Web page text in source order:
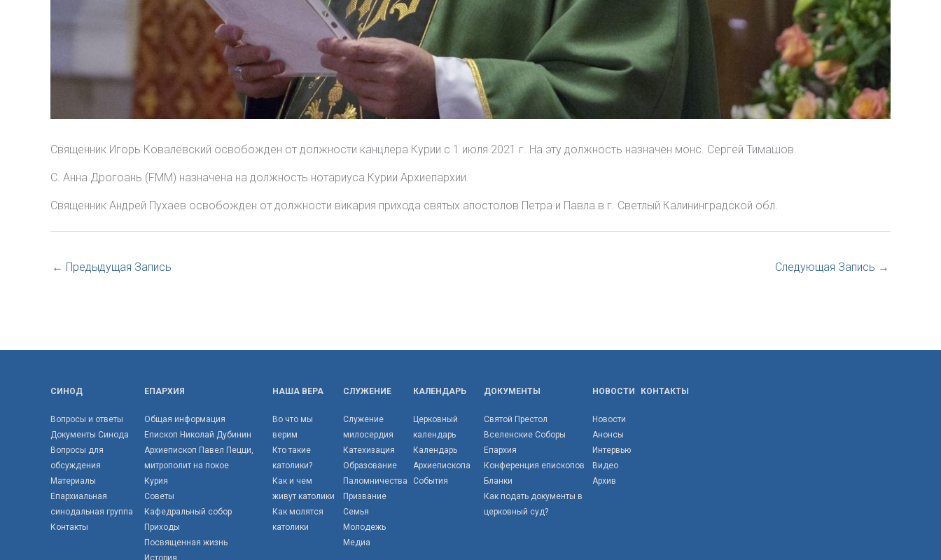
Cвященник Игорь Ковалевский освобожден от должности канцлера Курии с 1 июля 2021 г. На эту должность назначен монс. Сергей Тимашов.
С. Анна Дрогоань (FMM) назначена на должность нотариуса Курии Архиепархии.
Священник Андрей Пухаев освобожден от должности викария прихода святых апостолов Петра и Павла в г. Светлый Калининградской обл.
← Предыдущая Запись Следующая Запись →
СИНОД
Вопросы и ответы
Документы Синода
Вопросы для
обсуждения
Материалы
Епархиальная
синодальная группа
Контакты
ЕПАРХИЯ
Общая информация
Епископ Николай Дубинин
Архиепископ Павел Пецци,
митрополит на покое
Курия
Советы
Кафедральный собор
Приходы
Посвященная жизнь
НАША ВЕРА
Во что мы
верим
Кто такие
католики?
Как и чем
живут католики
Как молятся
католики
СЛУЖЕНИЕ
Служение
милосердия
Катехизация
Образование
Паломничества
Призвание
Семья
Молодежь
Медиа
КАЛЕНДАРЬ
Церковный
календарь
Календарь
Архиепископа
События
ДОКУМЕНТЫ
Святой Престол
Вселенские Соборы
Епархия
Конференция епископов
Бланки
Как подать документы в
церковный суд?
НОВОСТИ
Новости
Анонсы
Интервью
Видео
Архив
КОНТАКТЫ